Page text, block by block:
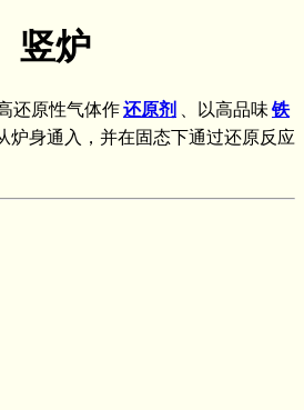
竖炉
原性气体作还原剂 、以高品味铁
炉身通入，并在固态下通过还原反应